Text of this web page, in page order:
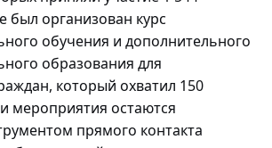
был организован курс
обучения и дополнительного
образования для
который охватил 150
мероприятия остаются
прямого контакта